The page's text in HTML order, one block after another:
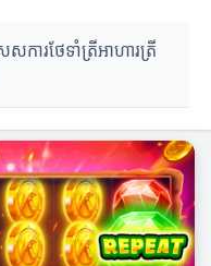
េសការថែទាំត្រីអាហារត្រី